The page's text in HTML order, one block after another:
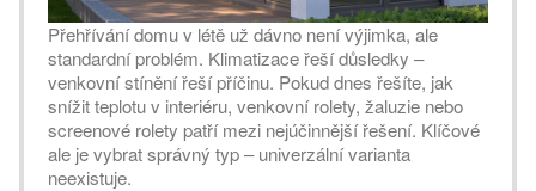
Přehřívání domu v létě už dávno není výjimka, ale
standardní problém. Klimatizace řeší důsledky –
venkovní stínění řeší příčinu. Pokud dnes řešíte, jak
snížit teplotu v interiéru, venkovní rolety, žaluzie nebo
screenové rolety patří mezi nejúčinnější řešení. Klíčové
ale je vybrat správný typ – univerzální varianta
neexistuje.